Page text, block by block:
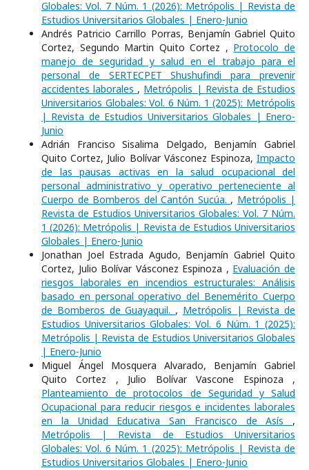
Globales: Vol. 7 Núm. 1 (2026): Metrópolis | Revista de
Estudios Universitarios Globales | Enero-Junio
Andrés Patricio Carrillo Porras, Benjamín Gabriel Quito
Cortez, Segundo Martin Quito Cortez , Protocolo de
manejo de seguridad y salud en el trabajo para el
personal de SERTECPET Shushufindi para prevenir
accidentes laborales , Metrópolis | Revista de Estudios
Universitarios Globales: Vol. 6 Núm. 1 (2025): Metrópolis
| Revista de Estudios Universitarios Globales | Enero-
Junio
Adrián Franciso Sisalima Delgado, Benjamín Gabriel
Quito Cortez, Julio Bolívar Vásconez Espinoza, Impacto
de las pausas activas en la salud ocupacional del
personal administrativo y operativo perteneciente al
Cuerpo de Bomberos del Cantón Sucúa. , Metrópolis |
Revista de Estudios Universitarios Globales: Vol. 7 Núm.
1 (2026): Metrópolis | Revista de Estudios Universitarios
Globales | Enero-Junio
Jonathan Joel Estrada Agudo, Benjamín Gabriel Quito
Cortez, Julio Bolívar Vásconez Espinoza , Evaluación de
riesgos laborales en incendios estructurales: Análisis
basado en personal operativo del Benemérito Cuerpo
de Bomberos de Guayaquil. , Metrópolis | Revista de
Estudios Universitarios Globales: Vol. 6 Núm. 1 (2025):
Metrópolis | Revista de Estudios Universitarios Globales
| Enero-Junio
Miguel Ángel Mosquera Alvarado, Benjamín Gabriel
Quito Cortez , Julio Bolívar Vascone Espinoza ,
Planteamiento de protocolos de Seguridad y Salud
Ocupacional para reducir riesgos e incidentes laborales
en la Unidad Educativa San Francisco de Asís ,
Metrópolis | Revista de Estudios Universitarios
Globales: Vol. 6 Núm. 1 (2025): Metrópolis | Revista de
Estudios Universitarios Globales | Enero-Junio